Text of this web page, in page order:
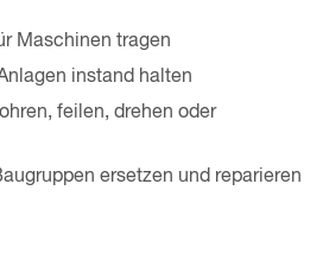
Maschinen tragen
instand halten
feilen, drehen oder
ersetzen und reparieren